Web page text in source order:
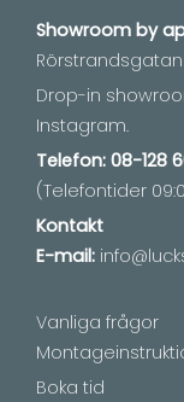
Showroom by
Rörstrandsgatan
Drop-in
Instagram.
Telefon: 08-128
(Telefontider
Kontakt
E-mail:
Vanliga frågor
Boka tid